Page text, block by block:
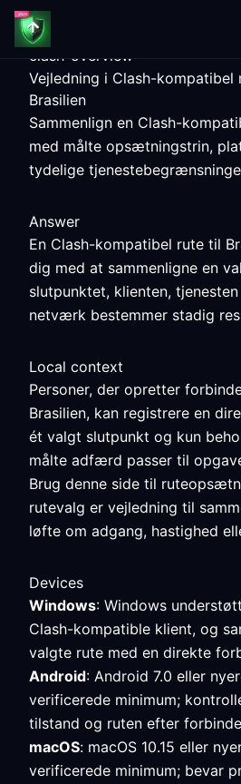
clash-overview
Vejledning i Clash-
Brasilien
Sammenlign en Clash-
med målte opsætningstrin,
tydelige
Answer
En Clash-kompatibel rute til
dig med at sammenligne en
slutpunktet, klienten,
netværk bestemmer stadig
Local context
Personer, der opretter
Brasilien, kan registrere en
ét valgt slutpunkt og kun
målte adfærd passer til
Brug denne side til
rutevalg er vejledning til
løfte om adgang, hastighed
Devices
Windows: Windows
Clash-kompatible klient, og
valgte rute med en direkte
Android: Android 7.0 eller
verificerede minimum;
tilstand og ruten efter
macOS: macOS 10.15 eller
verificerede minimum; bevar